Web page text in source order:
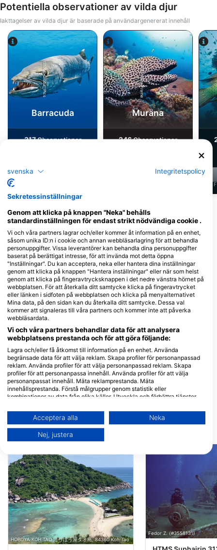
Potentiella observationer av vilda djur
Iakttagelser av vilda djur är baserade på användargenererat innehåll
iStock-Global_Pics
Barracuda
317Observationer
Alamy-WaterFrame
Muräna
246Observationer
F
Visa fler djur
Dykcenter som serverar denna
dykplats
PURA VIDA KOH TAO
9/24 Moo 2, 84360 Koh Tao,
Thailand
Koh Tao Scuba Club
8/21 Moo 2, 84360 Koh Tao, Surat
Thani, Thailand
Nitro Dive Center
8/9-10 Moo 2, 84360 Koh
Tao, Thailand
Crystal Dive
7/1 Moo 2, Koh Tao, 84360
Koh Tao, Thailand
Taco Divers
27/11 Moo 1, 84360 Koh
25/3 moo.2, 84360
Tao, Thailand
Koh Tao Divers
Koh Tao Divers,
Koh Tao T. Koh
Thailand
Onyx Divers
1/24 Moo 1, Koh
Surat Thani,
Närliggande Dykplatser
HOBOYA KOH TAO ほうぼう屋タオ島, 84360 Koh Tao
Fedor Z. (#3558131)
svenska Integritetspolicy
Sekretessinställningar
Genom att klicka på knappen "Neka" behålls
standardinställningen för endast strikt nödvändiga cookie .
Vi och våra partners lagrar och/eller kommer åt information på en enhet,
såsom unika ID:n i cookie och annan webbläsarlagring för att behandla
personuppgifter. Vissa leverantörer kan behandla dina personuppgifter
baserat på berättigat intresse, för att invända mot detta öppna
"Inställningar". Du kan acceptera, neka eller hantera dina inställningar
genom att klicka på knappen "Hantera inställningar" eller när som helst
genom att klicka på fingeravtrycksknappen i det nedre vänstra hörnet på
webbplatsen. För att återkalla ditt samtycke klicka på fingeravtrycket
eller länken i sidfoten på webbplatsen och klicka på menyalternativet
Mina data, på den sidan kan du återkalla ditt samtycke. Dessa val
kommer att signaleras till våra partners och kommer inte att påverka
webbläsardata.
Vi och våra partners behandlar data för att analysera
webbplatsens prestanda och för att göra följande:
Lagra och/eller få åtkomst till information på en enhet. Använda
begränsade data för att välja reklam. Skapa profiler för personanpassad
reklam. Använda profiler för att välja personanpassad reklam. Skapa
profiler för att personanpassa innehåll. Använda profiler för att välja
personanpassat innehåll. Mäta reklamprestanda. Mäta
innehållsprestanda. Förstå målgrupper genom statistik eller
kombinationer av data från olika källor. Utveckla och förbättra tjänster.
Du hittar mer information om hur Google använder data här:
https://business.safety.google/privacy/
Data kan delas utanför EU och skickas till USA.
Ditt samtycke och cookie gäller endast denna webbplats/app.
Visa partnerlista (1 IAB-leverantörer)
Vi använder dina uppgifter för följande ändamål:
IAB:s ändamål med behandlingen:
Lagra och/eller få åtkomst till information på
en enhet
Använda begränsade data för att välja
reklam
Acceptera alla Neka
Nej, justera